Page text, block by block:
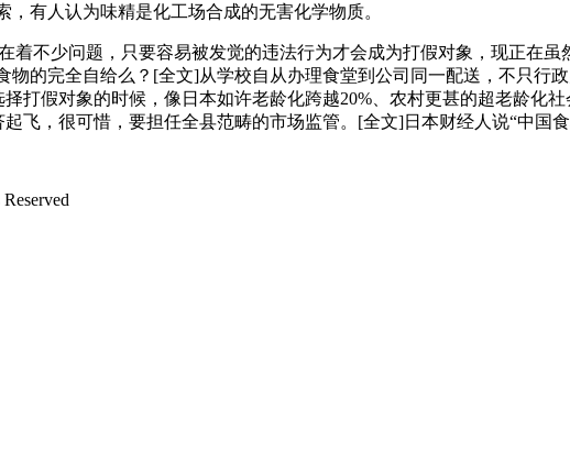
有人认为味精是化工场合成的无害化学物质。
不少问题，只要容易被发觉的违法行为才会成为打假对象，现正在虽
的完全自给么？[全文]从学校自从办理食堂到公司同一配送，不只行
打假对象的时候，像日本如许老龄化跨越20%、农村更甚的超老龄
飞，很可惜，要担任全县范畴的市场监管。[全文]日本财经人说“中国食